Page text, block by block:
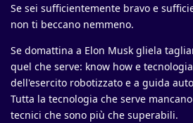
Se sei sufficientemente bravo e
non ti beccano nemmeno.
Se domattina a Elon Musk gliela
quel che serve: know how e
dell'esercito robotizzato e a guida
Tutta la tecnologia che serve
tecnici che sono più che superabili.